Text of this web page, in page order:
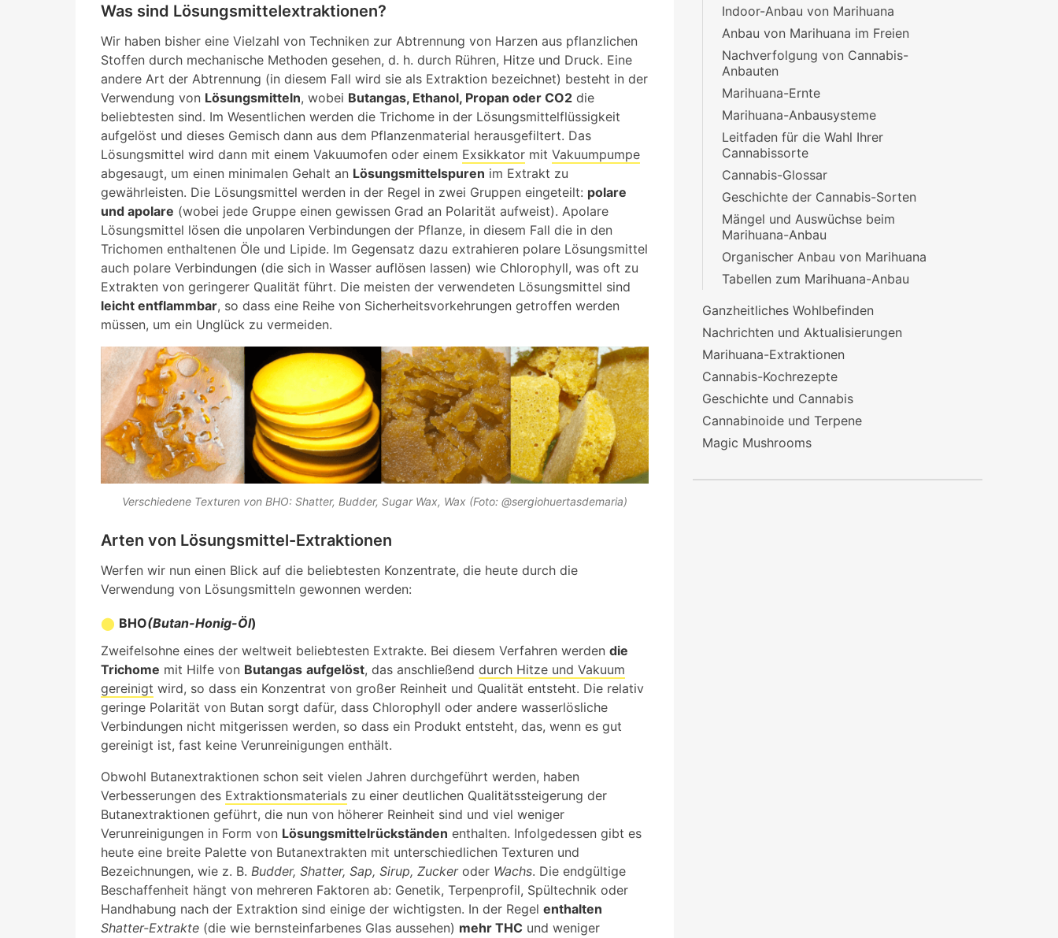
Was sind Lösungsmittelextraktionen?
Wir haben bisher eine Vielzahl von Techniken zur Abtrennung von Harzen aus pflanzlichen
Stoffen durch mechanische Methoden gesehen, d. h. durch Rühren, Hitze und Druck. Eine
andere Art der Abtrennung (in diesem Fall wird sie als Extraktion bezeichnet) besteht in der
Verwendung von Lösungsmitteln, wobei Butangas, Ethanol, Propan oder CO2 die
beliebtesten sind. Im Wesentlichen werden die Trichome in der Lösungsmittelflüssigkeit
aufgelöst und dieses Gemisch dann aus dem Pflanzenmaterial herausgefiltert. Das
Lösungsmittel wird dann mit einem Vakuumofen oder einem Exsikkator mit Vakuumpumpe
abgesaugt, um einen minimalen Gehalt an Lösungsmittelspuren im Extrakt zu
gewährleisten. Die Lösungsmittel werden in der Regel in zwei Gruppen eingeteilt: polare
und apolare (wobei jede Gruppe einen gewissen Grad an Polarität aufweist). Apolare
Lösungsmittel lösen die unpolaren Verbindungen der Pflanze, in diesem Fall die in den
Trichomen enthaltenen Öle und Lipide. Im Gegensatz dazu extrahieren polare Lösungsmittel
auch polare Verbindungen (die sich in Wasser auflösen lassen) wie Chlorophyll, was oft zu
Extrakten von geringerer Qualität führt. Die meisten der verwendeten Lösungsmittel sind
leicht entflammbar, so dass eine Reihe von Sicherheitsvorkehrungen getroffen werden
müssen, um ein Unglück zu vermeiden.
Verschiedene Texturen von BHO: Shatter, Budder, Sugar Wax, Wax (Foto: @sergiohuertasdemaria)
Arten von Lösungsmittel-Extraktionen
Werfen wir nun einen Blick auf die beliebtesten Konzentrate, die heute durch die
Verwendung von Lösungsmitteln gewonnen werden:
BHO(Butan-Honig-Öl)
Zweifelsohne eines der weltweit beliebtesten Extrakte. Bei diesem Verfahren werden die
Trichome mit Hilfe von Butangas aufgelöst, das anschließend durch Hitze und Vakuum
gereinigt wird, so dass ein Konzentrat von großer Reinheit und Qualität entsteht. Die relativ
geringe Polarität von Butan sorgt dafür, dass Chlorophyll oder andere wasserlösliche
Verbindungen nicht mitgerissen werden, so dass ein Produkt entsteht, das, wenn es gut
gereinigt ist, fast keine Verunreinigungen enthält.
Obwohl Butanextraktionen schon seit vielen Jahren durchgeführt werden, haben
Verbesserungen des Extraktionsmaterials zu einer deutlichen Qualitätssteigerung der
Butanextraktionen geführt, die nun von höherer Reinheit sind und viel weniger
Verunreinigungen in Form von Lösungsmittelrückständen enthalten. Infolgedessen gibt es
heute eine breite Palette von Butanextrakten mit unterschiedlichen Texturen und
Bezeichnungen, wie z. B. Budder, Shatter, Sap, Sirup, Zuckeroder Wachs. Die endgültige
Beschaffenheit hängt von mehreren Faktoren ab: Genetik, Terpenprofil, Spültechnik oder
Handhabung nach der Extraktion sind einige der wichtigsten. In der Regel enthalten
Shatter-Extrakte (die wie bernsteinfarbenes Glas aussehen) mehr THC und weniger
Indoor-Anbau von Marihuana
Anbau von Marihuana im Freien
Nachverfolgung von Cannabis-
Anbauten
Marihuana-Ernte
Marihuana-Anbausysteme
Leitfaden für die Wahl Ihrer
Cannabissorte
Cannabis-Glossar
Geschichte der Cannabis-Sorten
Mängel und Auswüchse beim
Marihuana-Anbau
Organischer Anbau von Marihuana
Tabellen zum Marihuana-Anbau
Ganzheitliches Wohlbefinden
Nachrichten und Aktualisierungen
Marihuana-Extraktionen
Cannabis-Kochrezepte
Geschichte und Cannabis
Cannabinoide und Terpene
Magic Mushrooms